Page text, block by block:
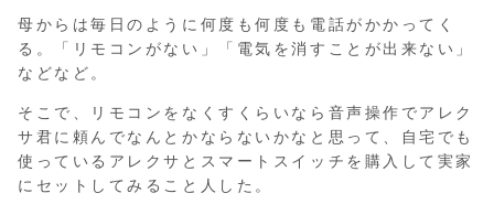
母からは毎日のように何度も何度も電話がかかってく
る。「リモコンがない」「電気を消すことが出来ない」
などなど。
そこで、リモコンをなくすくらいなら音声操作でアレク
サ君に頼んでなんとかならないかなと思って、自宅でも
使っているアレクサとスマートスイッチを購入して実家
にセットしてみること人した。